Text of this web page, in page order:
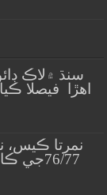
سنڌ ۾لاڪ
اهڙا فيصلا
نمرتا ڪيس،
76/